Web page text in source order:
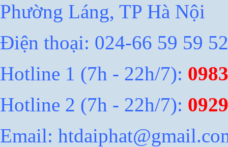
Phường Láng, TP Hà Nội
Điện thoại: 024-66 59 59 52
Hotline 1 (7h - 22h/7):
Hotline 2 (7h - 22h/7):
Email: